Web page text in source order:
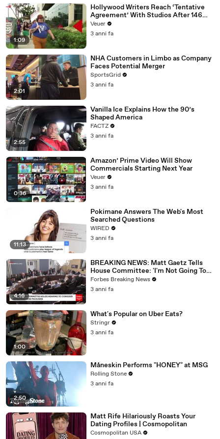
1:09
Hollywood Writers Reach ‘Tentative
Agreement’ With Studios After 146
Day Strike
Veuer
3 anni fa
2:01
NHA Customers in Limbo as Company
Faces Potential Merger
SportsGrid
3 anni fa
2:55
Vanilla Ice Explains How the 90’s
Shaped America
FACTZ
3 anni fa
0:36
Amazon’ Prime Video Will Show
Commercials Starting Next Year
Veuer
3 anni fa
11:13
Pokimane Answers The Web's Most
Searched Questions
WIRED
3 anni fa
4:16
BREAKING NEWS: Matt Gaetz Tells
House Committee: 'I'm Not Going To
Vote For A Continuing Resolution'
Forbes Breaking News
3 anni fa
1:00
What's Popular on Uber Eats?
Stringr
3 anni fa
2:50
Måneskin Performs "HONEY" at MSG
Rolling Stone
3 anni fa
Matt Rife Hilariously Roasts Your
Dating Profiles | Cosmopolitan
Cosmopolitan USA